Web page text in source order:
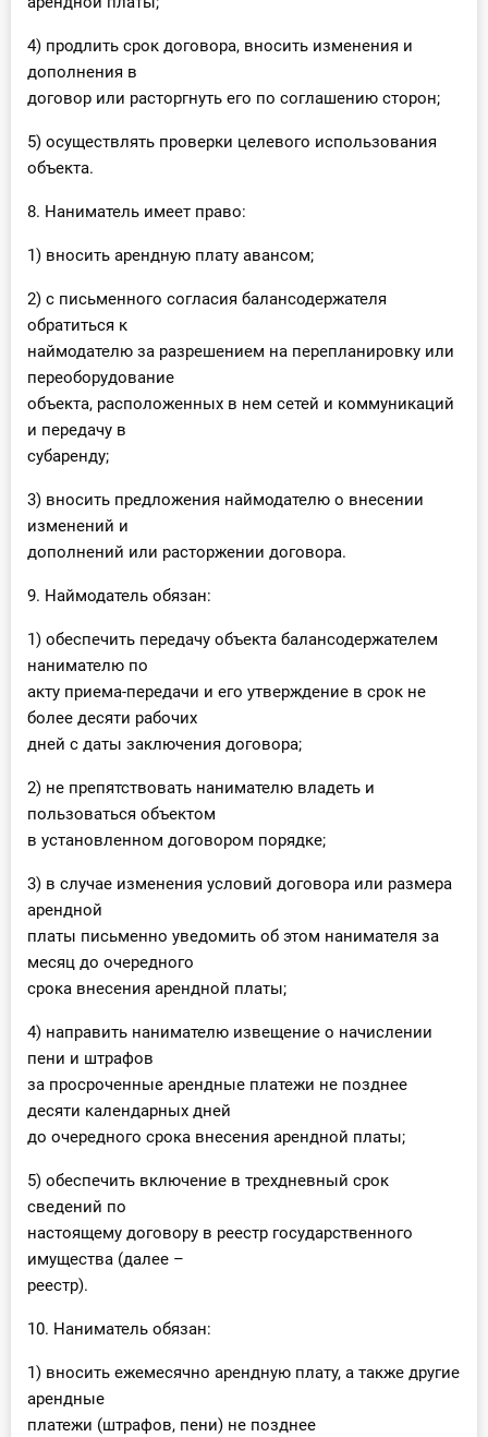
4) продлить срок договора, вносить изменения и
дополнения в
договор или расторгнуть его по соглашению сторон;
5) осуществлять проверки целевого использования
объекта.
8. Наниматель имеет право:
1) вносить арендную плату авансом;
2) с письменного согласия балансодержателя
обратиться к
наймодателю за разрешением на перепланировку или
переоборудование
объекта, расположенных в нем сетей и коммуникаций
и передачу в
субаренду;
3) вносить предложения наймодателю о внесении
изменений и
дополнений или расторжении договора.
9. Наймодатель обязан:
1) обеспечить передачу объекта балансодержателем
нанимателю по
акту приема-передачи и его утверждение в срок не
более десяти рабочих
дней с даты заключения договора;
2) не препятствовать нанимателю владеть и
пользоваться объектом
в установленном договором порядке;
3) в случае изменения условий договора или размера
арендной
платы письменно уведомить об этом нанимателя за
месяц до очередного
срока внесения арендной платы;
4) направить нанимателю извещение о начислении
пени и штрафов
за просроченные арендные платежи не позднее
десяти календарных дней
до очередного срока внесения арендной платы;
5) обеспечить включение в трехдневный срок
сведений по
настоящему договору в реестр государственного
имущества (далее –
реестр).
10. Наниматель обязан:
1) вносить ежемесячно арендную плату, а также другие
арендные
платежи (штрафов, пени) не позднее